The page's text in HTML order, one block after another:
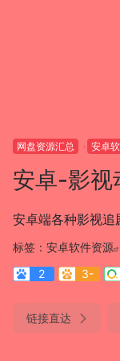
网盘资源汇总 安卓
安卓-影视
安卓端各种影视
标签： 安卓软件资源
2
3-
链接直达